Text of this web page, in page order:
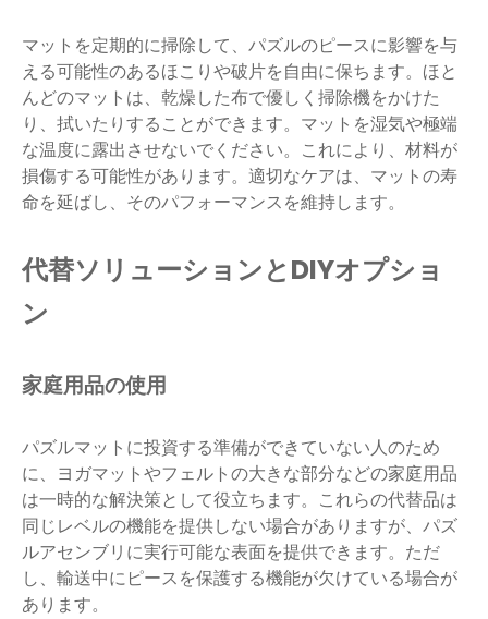
マットを定期的に掃除して、パズルのピースに影響を与
える可能性のあるほこりや破片を自由に保ちます。ほと
んどのマットは、乾燥した布で優しく掃除機をかけた
り、拭いたりすることができます。マットを湿気や極端
な温度に露出させないでください。これにより、材料が
損傷する可能性があります。適切なケアは、マットの寿
命を延ばし、そのパフォーマンスを維持します。
代替ソリューションとDIYオプショ
ン
家庭用品の使用
パズルマットに投資する準備ができていない人のため
に、ヨガマットやフェルトの大きな部分などの家庭用品
は一時的な解決策として役立ちます。これらの代替品は
同じレベルの機能を提供しない場合がありますが、パズ
ルアセンブリに実行可能な表面を提供できます。ただ
し、輸送中にピースを保護する機能が欠けている場合が
あります。